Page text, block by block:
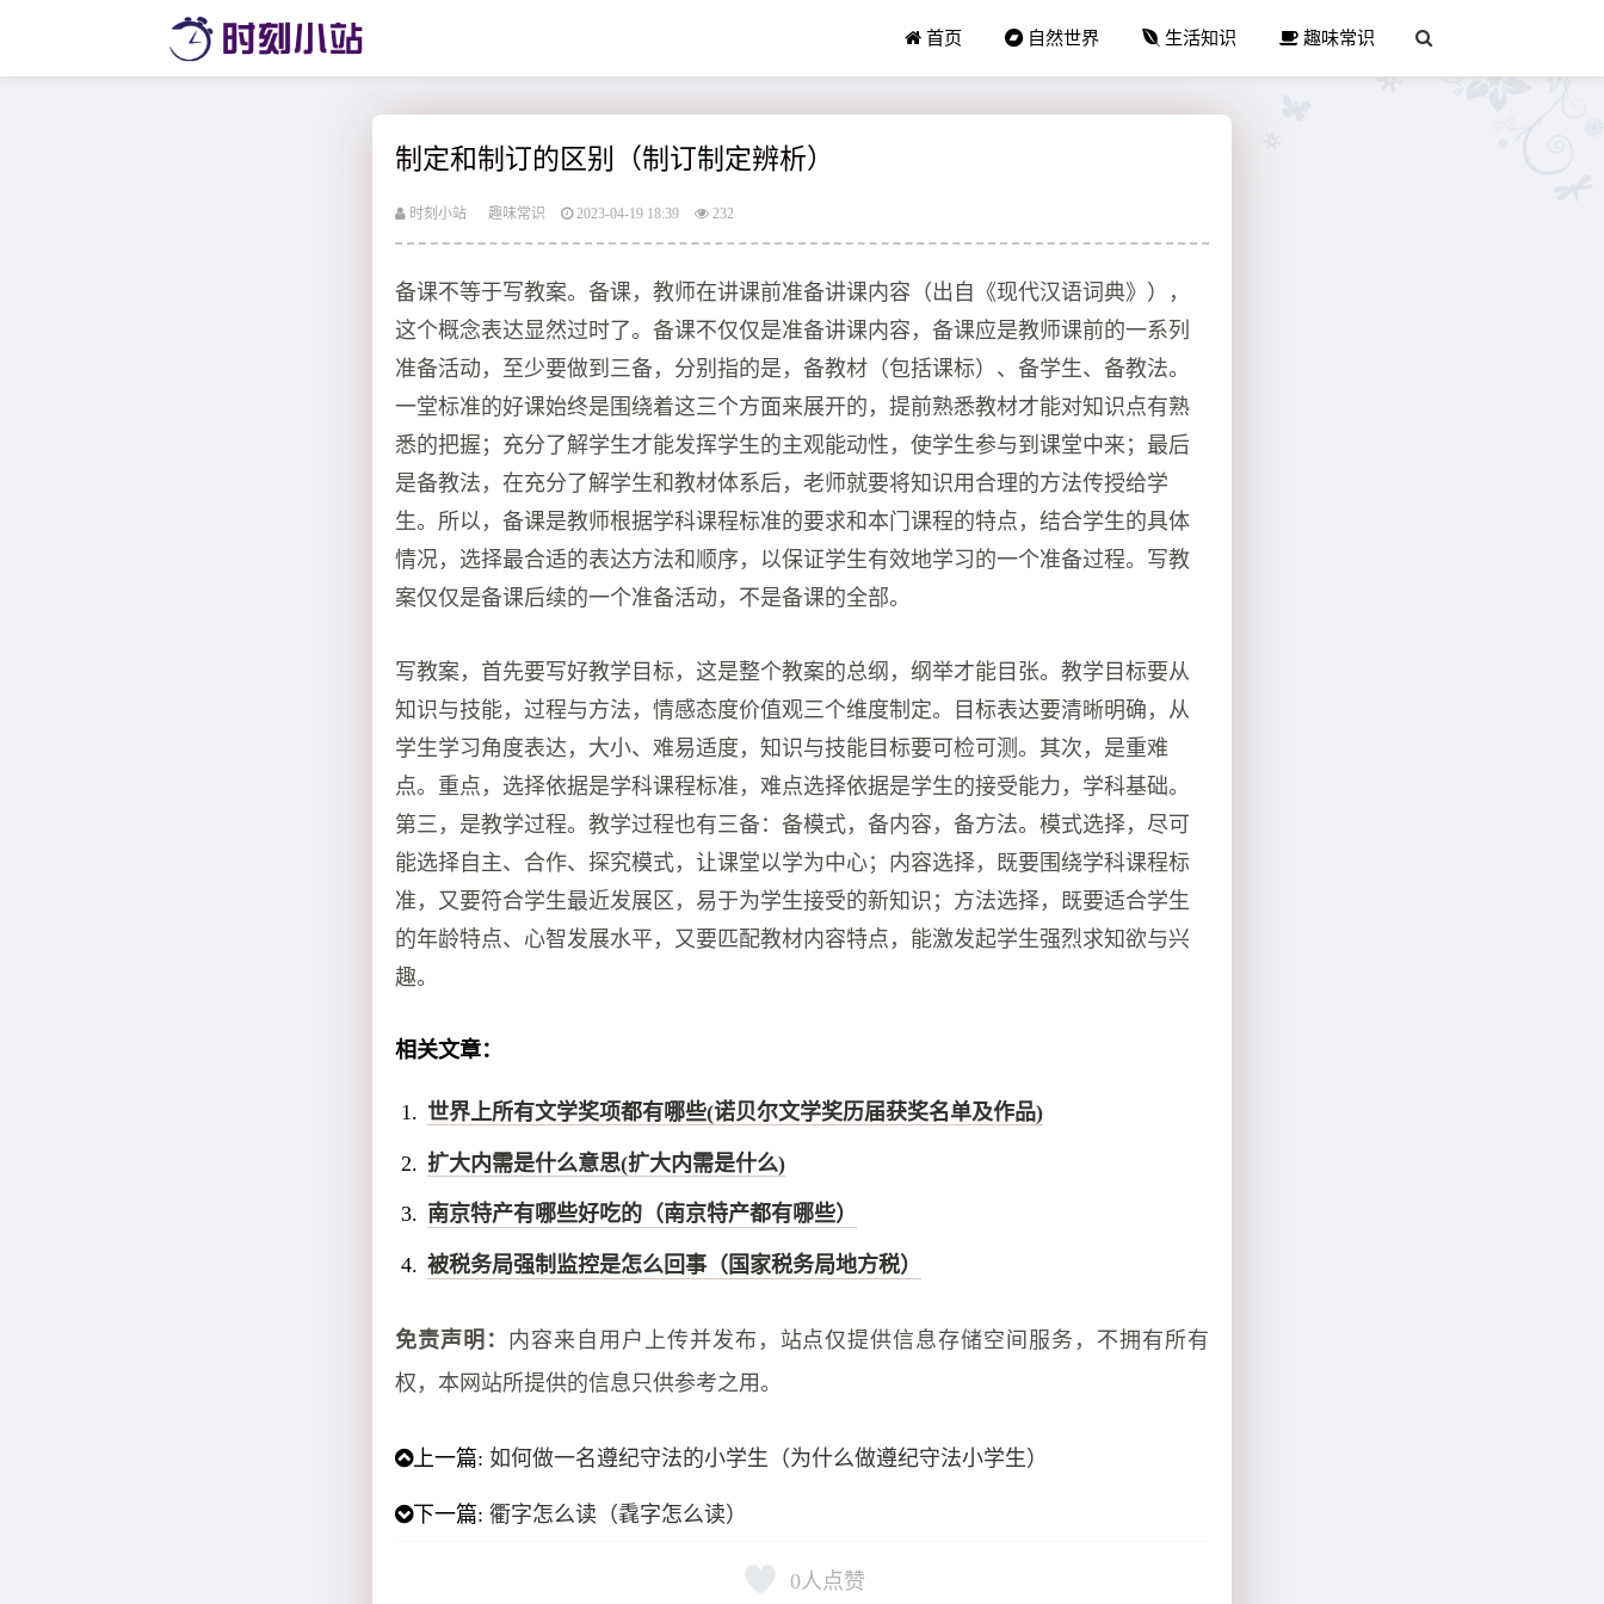
首页 自然世界 生活知识 趣味常识
制定和制订的区别（制订制定辨析）
时刻小站 趣味常识 2023-04-19 18:39 232
备课不等于写教案。备课，教师在讲课前准备讲课内容（出自《现代汉语词典》），
这个概念表达显然过时了。备课不仅仅是准备讲课内容，备课应是教师课前的一系列
准备活动，至少要做到三备，分别指的是，备教材（包括课标）、备学生、备教法。
一堂标准的好课始终是围绕着这三个方面来展开的，提前熟悉教材才能对知识点有熟
悉的把握；充分了解学生才能发挥学生的主观能动性，使学生参与到课堂中来；最后
是备教法，在充分了解学生和教材体系后，老师就要将知识用合理的方法传授给学
生。所以，备课是教师根据学科课程标准的要求和本门课程的特点，结合学生的具体
情况，选择最合适的表达方法和顺序，以保证学生有效地学习的一个准备过程。写教
案仅仅是备课后续的一个准备活动，不是备课的全部。
写教案，首先要写好教学目标，这是整个教案的总纲，纲举才能目张。教学目标要从
知识与技能，过程与方法，情感态度价值观三个维度制定。目标表达要清晰明确，从
学生学习角度表达，大小、难易适度，知识与技能目标要可检可测。其次，是重难
点。重点，选择依据是学科课程标准，难点选择依据是学生的接受能力，学科基础。
第三，是教学过程。教学过程也有三备：备模式，备内容，备方法。模式选择，尽可
能选择自主、合作、探究模式，让课堂以学为中心；内容选择，既要围绕学科课程标
准，又要符合学生最近发展区，易于为学生接受的新知识；方法选择，既要适合学生
的年龄特点、心智发展水平，又要匹配教材内容特点，能激发起学生强烈求知欲与兴
趣。
相关文章：
世界上所有文学奖项都有哪些(诺贝尔文学奖历届获奖名单及作品)
扩大内需是什么意思(扩大内需是什么)
南京特产有哪些好吃的（南京特产都有哪些）
被税务局强制监控是怎么回事（国家税务局地方税）
免责声明： 内容来自用户上传并发布，站点仅提供信息存储空间服务，不拥有所有
权，本网站所提供的信息只供参考之用。
上一篇:如何做一名遵纪守法的小学生（为什么做遵纪守法小学生）
下一篇:衢字怎么读（毳字怎么读）
0人点赞